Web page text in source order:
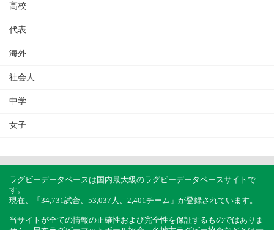
高校
代表
海外
社会人
中学
女子
ラグビーデータベースは国内最大級のラグビーデータベースサイトで
す。
現在、「34,731試合、53,037人、2,401チーム」が登録されています。
当サイトが全ての情報の正確性および完全性を保証するものではありま